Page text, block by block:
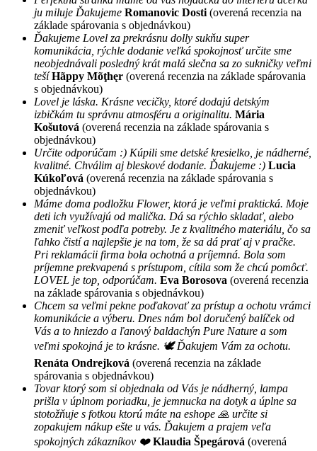
ju miluje Ďakujeme Romanovic Dosti (overená recenzia na
základe spárovania s objednávkou)
Ďakujeme Lovel za prekrásnu dolly sukňu super
komunikácia, rýchle dodanie veľká spokojnosť určite sme
neobjednávali posledný krát malá slečna sa zo sukničky veľmi
tešíHãppy Mõţhęr (overená recenzia na základe spárovania
s objednávkou)
Lovel je láska. Krásne vecičky, ktoré dodajú detským
izbičkám tu správnu atmosféru a originalitu. Mária
Košutová (overená recenzia na základe spárovania s
objednávkou)
Určite odporúčam :) Kúpili sme detské kresielko, je nádherné,
kvalitné. Chválim aj bleskové dodanie. Ďakujeme :) Lucia
Kúkoľová (overená recenzia na základe spárovania s
objednávkou)
Máme doma podložku Flower, ktorá je veľmi praktická. Moje
deti ich využívajú od malička. Dá sa rýchlo skladať, alebo
zmeniť veľkost podľa potreby. Je z kvalitného materiálu, čo sa
ľahko čistí a najlepšie je na tom, že sa dá prať aj v pračke.
Pri reklamácii firma bola ochotná a príjemná. Bola som
príjemne prekvapená s prístupom, cítila som že chcú pomôcť.
LOVEL je top, odporúčam. Eva Borosova (overená recenzia
na základe spárovania s objednávkou)
Chcem sa veľmi pekne poďakovať za prístup a ochotu vrámci
komunikácie a výberu. Dnes nám bol doručený balíček od
Vás a to hniezdo a ľanový baldachýn Pure Nature a som
veľmi spokojná je to krásne. 🕊 Ďakujem Vám za ochotu.
Renáta Ondrejková (overená recenzia na základe
spárovania s objednávkou)
Tovar ktorý som si objednala od Vás je nádherný, lampa
prišla v úplnom poriadku, je jemnucka na dotyk a úplne sa
stotožňuje s fotkou ktorú máte na eshope 🙏 určite si
zopakujem nákup ešte u vás. Ďakujem a prajem veľa
spokojných zákazníkov ❤️ Klaudia Špegárová (overená